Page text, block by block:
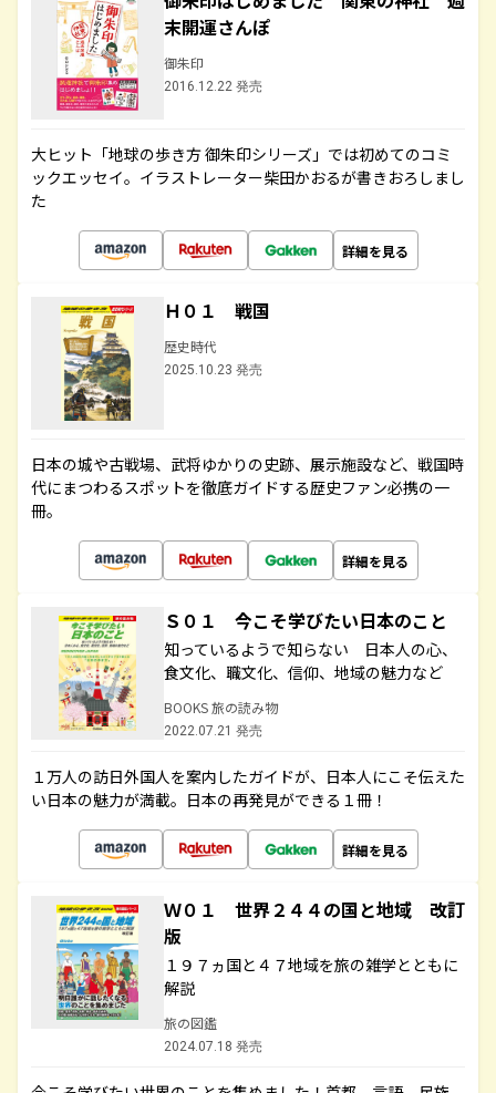
末開運さんぽ
御朱印
2016.12.22 発売
大ヒット「地球の歩き方 御朱印シリーズ」では初めてのコミ
ックエッセイ。イラストレーター柴田かおるが書きおろしまし
た
詳細を見る
Ｈ０１ 戦国
歴史時代
2025.10.23 発売
日本の城や古戦場、武将ゆかりの史跡、展示施設など、戦国時
代にまつわるスポットを徹底ガイドする歴史ファン必携の一
冊。
詳細を見る
Ｓ０１ 今こそ学びたい日本のこと
知っているようで知らない 日本人の心、
食文化、職文化、信仰、地域の魅力など
BOOKS 旅の読み物
2022.07.21 発売
１万人の訪日外国人を案内したガイドが、日本人にこそ伝えた
い日本の魅力が満載。日本の再発見ができる１冊！
詳細を見る
Ｗ０１ 世界２４４の国と地域 改訂
版
１９７ヵ国と４７地域を旅の雑学とともに
解説
旅の図鑑
2024.07.18 発売